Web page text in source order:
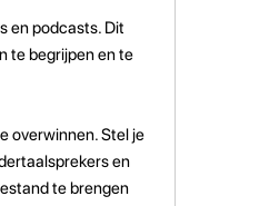
en podcasts. Dit
te begrijpen en te
overwinnen. Stel je
en
te brengen